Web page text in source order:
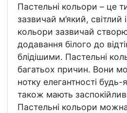
Пастельні кольори – це
зазвичай м’який, світлий
кольори зазвичай
додавання білого до
блідішими. Пастельні
багатьох причин. Вони
нотку елегантності будь-
також мають
Пастельні кольори